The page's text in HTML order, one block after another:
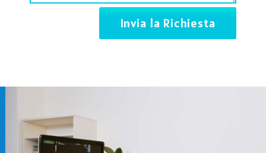
Invia la Richiesta